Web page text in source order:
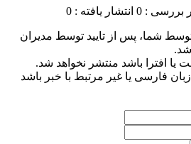
بررسی : 0 انتشار یافته : 0
شما، پس از تایید توسط مدیران
یا افترا باشد منتشر نخواهد شد.
فارسی یا غیر مرتبط با خبر باشد